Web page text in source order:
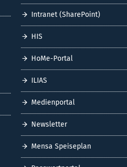
Intranet (SharePoint)
HIS
HoMe-Portal
ILIAS
Medienportal
Newsletter
Mensa Speiseplan